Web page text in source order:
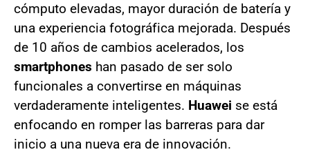
cómputo elevadas, mayor duración de batería y
una experiencia fotográfica mejorada. Después
de 10 años de cambios acelerados, los
smartphones han pasado de ser solo
funcionales a convertirse en máquinas
verdaderamente inteligentes. Huawei se está
enfocando en romper las barreras para dar
inicio a una nueva era de innovación.